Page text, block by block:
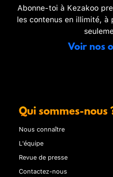
Abonne-toi à Kezakoo
les contenus en illimité, à
Voir nos
Qui sommes-nous
Nous connaître
L'équipe
Revue de presse
Contactez-nous